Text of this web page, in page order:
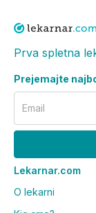
Prva spletna
Prejemajte
Email
Lekarnar.com
O lekarni